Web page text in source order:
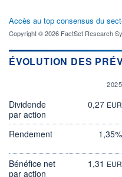
Accès au top consensus du
Copyright © 2026 FactSet Research
ÉVOLUTION DES
2025
Dividende
par action
0,27 EUR
Rendement 1,35%
Bénéfice net
par action
1,31 EUR